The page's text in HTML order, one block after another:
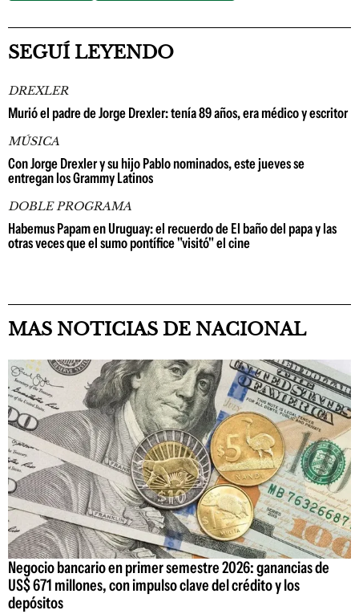
SEGUÍ LEYENDO
DREXLER
Murió el padre de Jorge Drexler: tenía 89 años, era médico y escritor
MÚSICA
Con Jorge Drexler y su hijo Pablo nominados, este jueves se
entregan los Grammy Latinos
DOBLE PROGRAMA
Habemus Papam en Uruguay: el recuerdo de El baño del papa y las
otras veces que el sumo pontífice "visitó" el cine
MAS NOTICIAS DE NACIONAL
Negocio bancario en primer semestre 2026: ganancias de
US$ 671 millones, con impulso clave del crédito y los
depósitos